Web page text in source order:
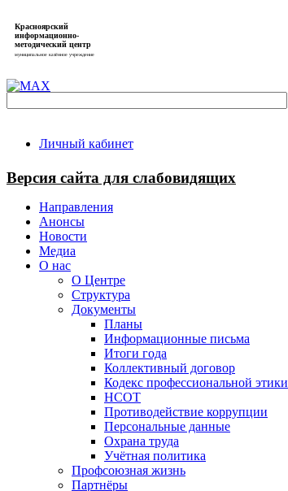
Красноярский
информационно-
методический центр
муниципальное казённое учреждение
Личный кабинет
Версия сайта для слабовидящих
Направления
Анонсы
Новости
Медиа
О нас
О Центре
Структура
Документы
Планы
Информационные письма
Итоги года
Коллективный договор
Кодекс профессиональной этики
НСОТ
Противодействие коррупции
Персональные данные
Охрана труда
Учётная политика
Профсоюзная жизнь
Партнёры